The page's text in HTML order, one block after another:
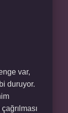
var,
duruyor.